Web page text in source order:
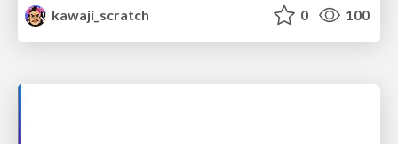
kawaji_scratch
0 100